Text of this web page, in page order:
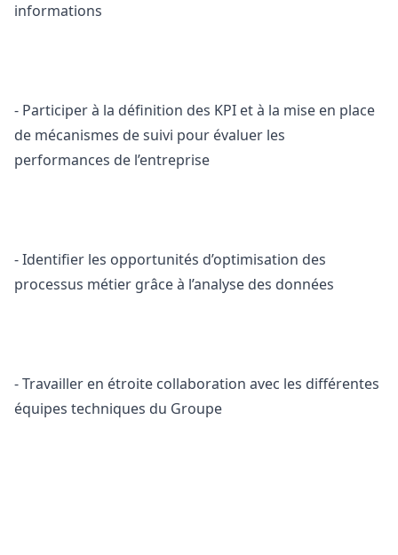
informations
- Participer à la définition des KPI et à la mise en place
de mécanismes de suivi pour évaluer les
performances de l’entreprise
- Identifier les opportunités d’optimisation des
processus métier grâce à l’analyse des données
- Travailler en étroite collaboration avec les différentes
équipes techniques du Groupe